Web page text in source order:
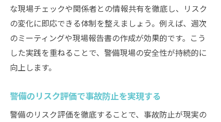
な現場チェックや関係者との情報共有を徹底し、リスク
の変化に即応できる体制を整えましょう。例えば、週次
のミーティングや現場報告書の作成が効果的です。こう
した実践を重ねることで、警備現場の安全性が持続的に
向上します。
警備のリスク評価で事故防止を実現する
警備のリスク評価を徹底することで、事故防止が現実の